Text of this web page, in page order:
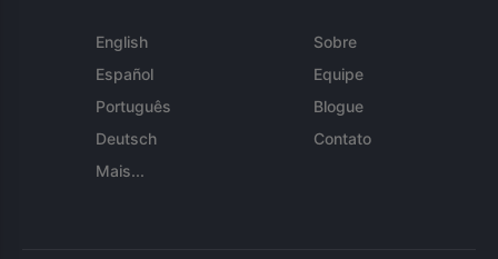
English
Español
Português
Deutsch
Mais...
Sobre
Equipe
Blogue
Contato